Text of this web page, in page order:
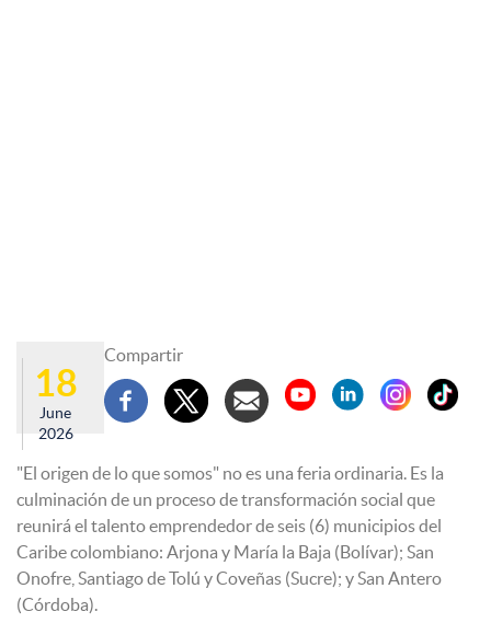
18
June
2026
Compartir
"El origen de lo que somos" no es una feria ordinaria. Es la
culminación de un proceso de transformación social que
reunirá el talento emprendedor de seis (6) municipios del
Caribe colombiano: Arjona y María la Baja (Bolívar); San
Onofre, Santiago de Tolú y Coveñas (Sucre); y San Antero
(Córdoba).